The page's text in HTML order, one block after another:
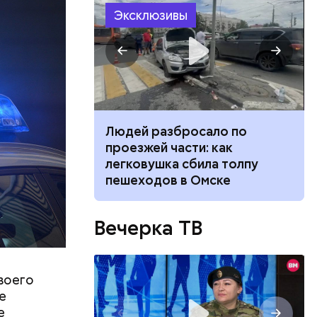
Эксклюзивы
поможет ли
сбросить
Людей разбросало по
проезжей части: как
легковушка сбила толпу
пешеходов в Омске
Вечерка ТВ